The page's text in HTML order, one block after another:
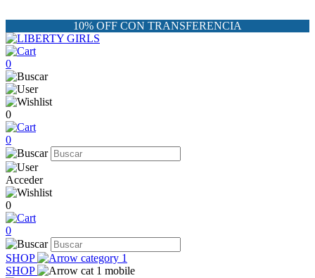
10% OFF CON TRANSFERENCIA
0
0
0
Acceder
0
0
SHOP
SHOP